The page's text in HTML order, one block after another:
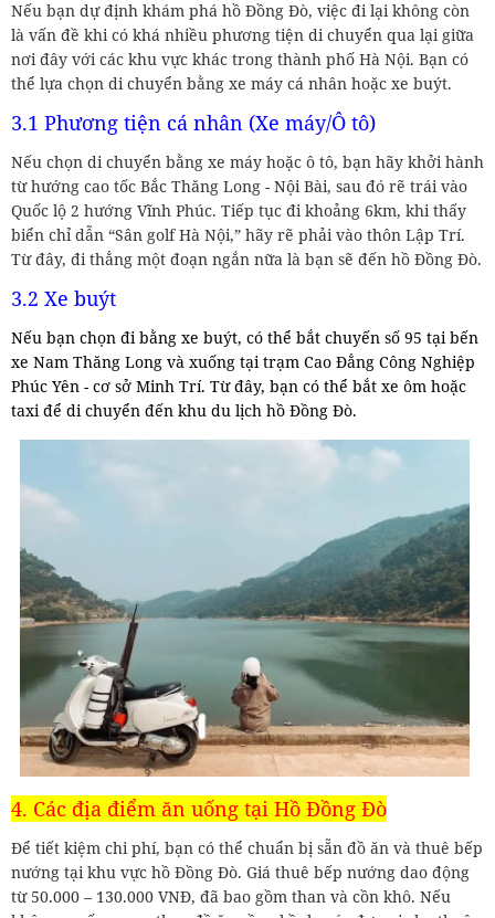
Nếu bạn dự định khám phá hồ Đồng Đò, việc đi lại không còn
là vấn đề khi có khá nhiều phương tiện di chuyển qua lại giữa
nơi đây với các khu vực khác trong thành phố Hà Nội. Bạn có
thể lựa chọn di chuyển bằng xe máy cá nhân hoặc xe buýt.
3.1 Phương tiện cá nhân (Xe máy/Ô tô)
Nếu chọn di chuyển bằng xe máy hoặc ô tô, bạn hãy khởi hành
từ hướng cao tốc Bắc Thăng Long - Nội Bài, sau đó rẽ trái vào
Quốc lộ 2 hướng Vĩnh Phúc. Tiếp tục đi khoảng 6km, khi thấy
biển chỉ dẫn “Sân golf Hà Nội,” hãy rẽ phải vào thôn Lập Trí.
Từ đây, đi thẳng một đoạn ngắn nữa là bạn sẽ đến hồ Đồng Đò.
3.2 Xe buýt
Nếu bạn chọn đi bằng xe buýt, có thể bắt chuyến số 95 tại bến
xe Nam Thăng Long và xuống tại trạm Cao Đẳng Công Nghiệp
Phúc Yên - cơ sở Minh Trí. Từ đây, bạn có thể bắt xe ôm hoặc
taxi để di chuyển đến khu du lịch hồ Đồng Đò.
4. Các địa điểm ăn uống tại Hồ Đồng Đò
Để tiết kiệm chi phí, bạn có thể chuẩn bị sẵn đồ ăn và thuê bếp
nướng tại khu vực hồ Đồng Đò. Giá thuê bếp nướng dao động
từ 50.000 – 130.000 VNĐ, đã bao gồm than và cồn khô. Nếu